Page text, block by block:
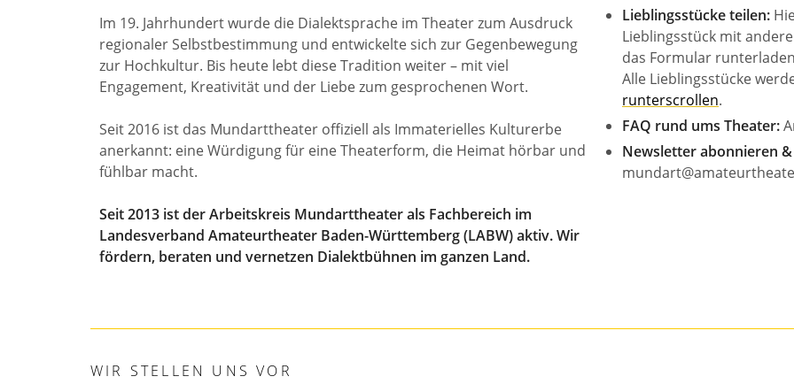
Im 19. Jahrhundert wurde die Dialektsprache im Theater zum Ausdruck
regionaler Selbstbestimmung und entwickelte sich zur Gegenbewegung
zur Hochkultur. Bis heute lebt diese Tradition weiter – mit viel
Engagement, Kreativität und der Liebe zum gesprochenen Wort.
Seit 2016 ist das Mundarttheater offiziell als Immaterielles Kulturerbe
anerkannt: eine Würdigung für eine Theaterform, die Heimat hörbar und
fühlbar macht.
Seit 2013 ist der Arbeitskreis Mundarttheater als Fachbereich im
Landesverband Amateurtheater Baden-Württemberg (LABW) aktiv. Wir
fördern, beraten und vernetzen Dialektbühnen im ganzen Land.
Lieblingsstücke teilen:
Lieblingsstück mit
das Formular
Alle Lieblingsstücke
runterscrollen.
FAQ rund ums Theater:
Newsletter abonnieren
WIR STELLEN UNS VOR